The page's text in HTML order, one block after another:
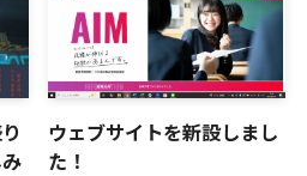
ウェブサイトを新設しまし
た！